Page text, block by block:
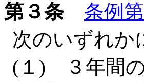
第３条
条例
次のいずれか
(１) ３年間の